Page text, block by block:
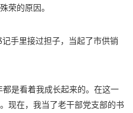
荣的原因。
手里接过担子，当起了市供销
是看着我成长起来的。在这一
现在，我当了老干部党支部的书